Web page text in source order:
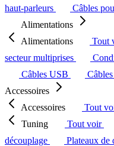
haut-parleurs
Câbles
Alimentations
Alimentations
Tout
secteur multiprises
Câbles USB
Accessoires
Accessoires
Tout
Tuning
Tout voir
découplage
Plateaux de